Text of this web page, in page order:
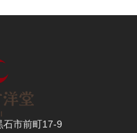
市前町17-9